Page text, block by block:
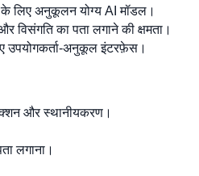
के लिए अनुकूलन योग्य AI मॉडल।
विसंगति का पता लगाने की क्षमता।
उपयोगकर्ता-अनुकूल इंटरफ़ेस।
और स्थानीयकरण।
लगाना।